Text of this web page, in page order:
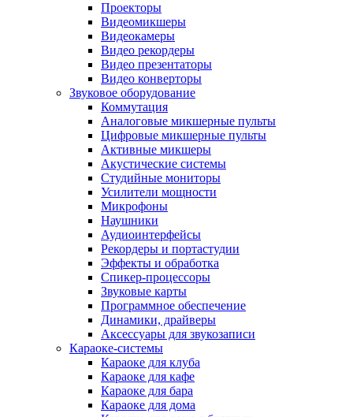
Проекторы
Видеомикшеры
Видеокамеры
Видео рекордеры
Видео презентаторы
Видео конверторы
Звуковое оборудование
Коммутация
Аналоговые микшерные пульты
Цифровые микшерные пульты
Активные микшеры
Акустические системы
Студийные мониторы
Усилители мощности
Микрофоны
Наушники
Аудиоинтерфейсы
Рекордеры и портастудии
Эффекты и обработка
Спикер-процессоры
Звуковые карты
Программное обеспечение
Динамики, драйверы
Аксессуары для звукозаписи
Караоке-системы
Караоке для клуба
Караоке для кафе
Караоке для бара
Караоке для дома